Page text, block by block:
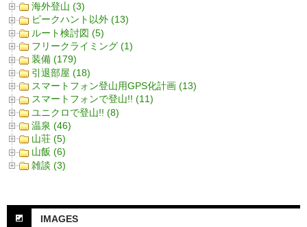
海外登山 (3)
ピークハント以外 (13)
ルート検討図 (5)
フリークライミング (1)
装備 (179)
引退部屋 (18)
スマートフォン登山用GPS化計画 (13)
スマートフォンで登山!! (11)
ユニクロで登山!! (8)
温泉 (46)
山荘 (5)
山飯 (6)
雑談 (3)
IMAGES